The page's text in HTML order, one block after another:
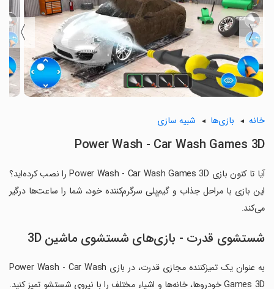
〈
〉
خانه بازی‌ها شبیه سازی
Power Wash - Car Wash Games 3D
آیا تا کنون بازی Power Wash - Car Wash Games 3D را نصب کرده‌اید؟
این بازی با مراحل جذاب و گیم‌پلی سرگرم‌کننده خود، شما را ساعت‌ها درگیر
می‌کند.
شستشوی قدرت - بازی‌های شستشوی ماشین 3D
به عنوان یک تمیزکننده مجازی قدرت، در بازی Power Wash - Car Wash
Games 3D خودروها، خانه‌ها و اشیاء مختلف را با نیروی شستشو تمیز کنید.